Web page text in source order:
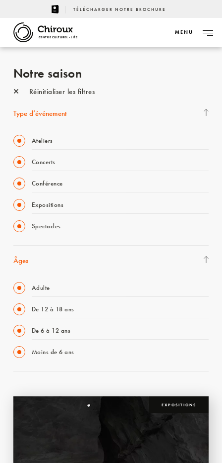
TÉLÉCHARGER NOTRE BROCHURE
CENTRE CULTUREL - LIÈGE
MENU
Notre saison
Réinitialiser les filtres
Type d’événement
Ateliers
Concerts
Conférence
Expositions
Spectacles
Âges
Adulte
De 12 à 18 ans
De 6 à 12 ans
Moins de 6 ans
EXPOSITIONS